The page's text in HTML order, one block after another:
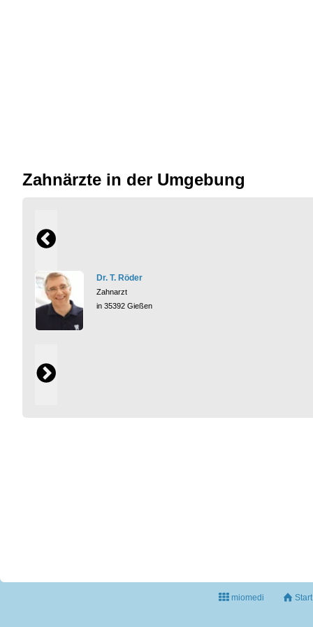
Zahnärzte in der Umgebung
Dr. T. Röder
Zahnarzt
in 35392 Gießen
miomedi Start